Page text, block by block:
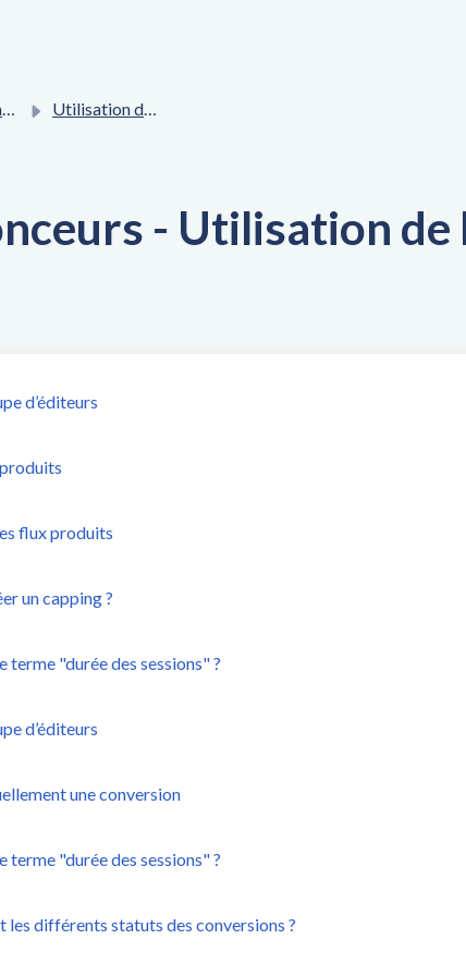
Utilisation de l'interface Affilae
- Utilisation
d’éditeurs
flux produits
un capping ?
terme "durée des sessions" ?
d’éditeurs
une conversion
terme "durée des sessions" ?
les différents statuts des conversions ?